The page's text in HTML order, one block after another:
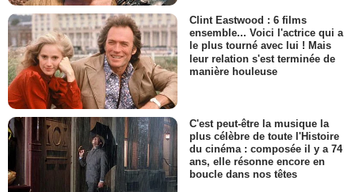
Clint Eastwood : 6 films
ensemble... Voici l'actrice qui a
le plus tourné avec lui ! Mais
leur relation s'est terminée de
manière houleuse
C'est peut-être la musique la
plus célèbre de toute l'Histoire
du cinéma : composée il y a 74
ans, elle résonne encore en
boucle dans nos têtes